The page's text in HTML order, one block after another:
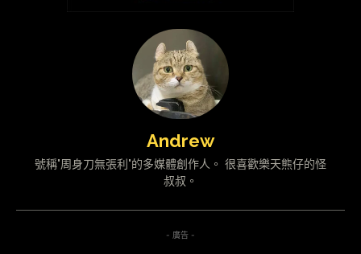
Andrew
號稱"周身刀無張利"的多媒體創作人。 很喜歡樂天熊仔的怪
叔叔。
- 廣告 -